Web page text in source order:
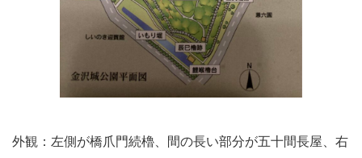
外観：左側が橋爪門続櫓、間の長い部分が五十間長屋、右